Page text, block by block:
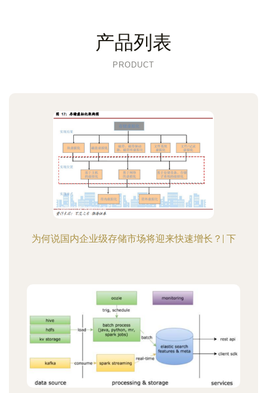
产品列表
PRODUCT
为何说国内企业级存储市场将迎来快速增长？| 下